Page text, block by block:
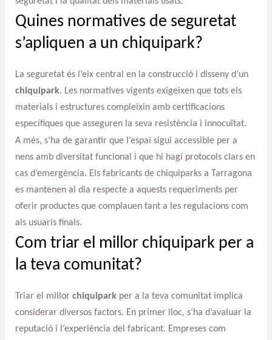
Quines normatives de seguretat
s’apliquen a un chiquipark?
La seguretat és l’eix central en la construcció i disseny d’un
chiquipark. Les normatives vigents exigeixen que tots els
materials i estructures compleixin amb certificacions
específiques que asseguren la seva resistència i innocuïtat.
A més, s’ha de garantir que l’espai sigui accessible per a
nens amb diversitat funcional i que hi hagi protocols clars en
cas d’emergència. Els fabricants de chiquiparks a Tarragona
es mantenen al dia respecte a aquests requeriments per
oferir productes que complauen tant a les regulacions com
als usuaris finals.
Com triar el millor chiquipark per a
la teva comunitat?
Triar el millor chiquiparkper a la teva comunitat implica
considerar diversos factors. En primer lloc, s’ha d’avaluar la
reputació i l’experiència del fabricant. Empreses com